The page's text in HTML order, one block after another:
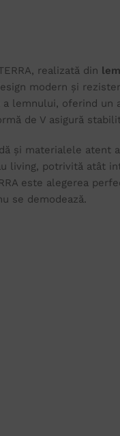
realizată din
modern și
a lemnului, oferind un
de V asigură
și materialele atent
living, potrivită atât
este alegerea
se demodează.